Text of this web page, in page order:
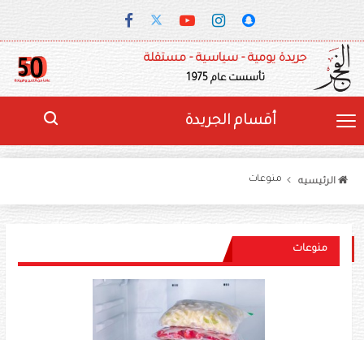
جريدة يومية - سياسية - مستقلة
تأسست عام 1975
أقسام الجريدة
الرئيسيه منوعات
منوعات